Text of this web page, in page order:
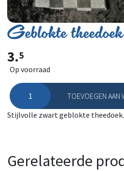
Geblokte
3.5
Op voorraad
Geblokte theedoek zwart aantal
TOEVOEGEN AAN
Stijlvolle zwart geblokte theedoek.
Gerelateerde